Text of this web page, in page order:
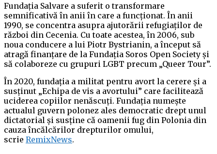
Fundația Salvare a suferit o transformare
semnificativă în anii în care a funcționat. În anii
1990, se concentra asupra ajutorării refugiaților de
război din Cecenia. Cu toate acestea, în 2006, sub
noua conducere a lui Piotr Bystrianin, a început să
atragă finanțare de la Fundația Soros Open Society și
să colaboreze cu grupuri LGBT precum „Queer Tour”.
În 2020, fundația a militat pentru avort la cerere și a
susținut „Echipa de vis a avortului” care facilitează
uciderea copiilor nenăscuți. Fundația numește
actualul guvern polonez ales democratic drept unul
dictatorial și susține că oamenii fug din Polonia din
cauza încălcărilor drepturilor omului,
scrie RemixNews.